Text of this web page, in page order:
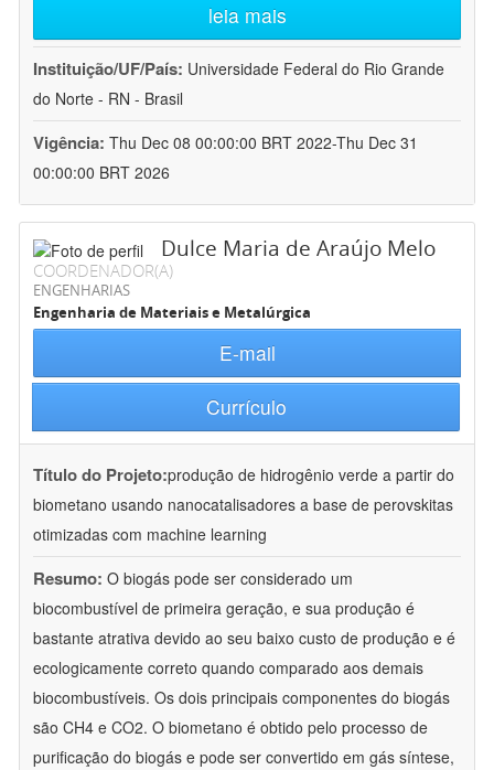
leia mais
Instituição/UF/País: Universidade Federal do Rio Grande
do Norte - RN - Brasil
Vigência: Thu Dec 08 00:00:00 BRT 2022-Thu Dec 31
00:00:00 BRT 2026
Dulce Maria de Araújo Melo
COORDENADOR(A)
ENGENHARIAS
Engenharia de Materiais e Metalúrgica
E-mail
Currículo
Título do Projeto:produção de hidrogênio verde a partir do
biometano usando nanocatalisadores a base de perovskitas
otimizadas com machine learning
Resumo: O biogás pode ser considerado um
biocombustível de primeira geração, e sua produção é
bastante atrativa devido ao seu baixo custo de produção e é
ecologicamente correto quando comparado aos demais
biocombustíveis. Os dois principais componentes do biogás
são CH4 e CO2. O biometano é obtido pelo processo de
purificação do biogás e pode ser convertido em gás síntese,